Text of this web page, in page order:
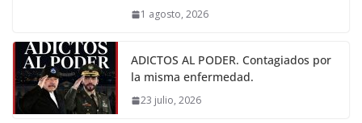
1 agosto, 2026
ADICTOS AL PODER. Contagiados por
la misma enfermedad.
23 julio, 2026